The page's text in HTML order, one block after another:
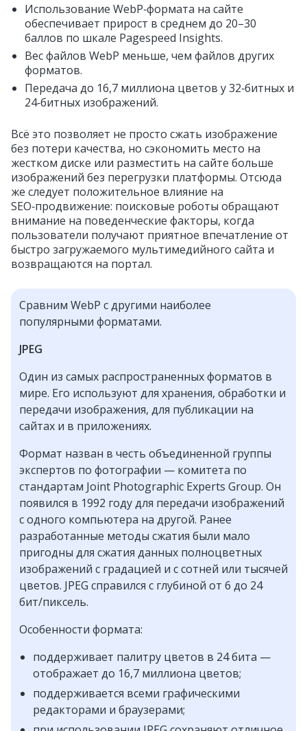
Использование WebP‑формата на сайте
обеспечивает прирост в среднем до 20–30
баллов по шкале Pagespeed Insights.
Вес файлов WebP меньше, чем файлов других
форматов.
Передача до 16,7 миллиона цветов у 32‑битных и
24‑битных изображений.
Всё это позволяет не просто сжать изображение
без потери качества, но сэкономить место на
жестком диске или разместить на сайте больше
изображений без перегрузки платформы. Отсюда
же следует положительное влияние на
SEO‑продвижение: поисковые роботы обращают
внимание на поведенческие факторы, когда
пользователи получают приятное впечатление от
быстро загружаемого мультимедийного сайта и
возвращаются на портал.
Сравним WebP с другими наиболее
популярными форматами.
JPEG
Один из самых распространенных форматов в
мире. Его используют для хранения, обработки и
передачи изображения, для публикации на
сайтах и в приложениях.
Формат назван в честь объединенной группы
экспертов по фотографии — комитета по
стандартам Joint Photographic Experts Group. Он
появился в 1992 году для передачи изображений
с одного компьютера на другой. Ранее
разработанные методы сжатия были мало
пригодны для сжатия данных полноцветных
изображений с градацией и с сотней или тысячей
цветов. JPEG справился с глубиной от 6 до 24
бит/пиксель.
Особенности формата:
поддерживает палитру цветов в 24 бита —
отображает до 16,7 миллиона цветов;
поддерживается всеми графическими
редакторами и браузерами;